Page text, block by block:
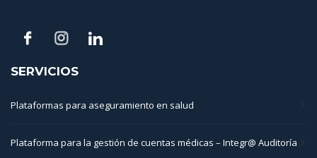
SERVICIOS
Plataformas para aseguramiento en salud
Plataforma para la gestión de cuentas médicas – Integr@ Auditoría